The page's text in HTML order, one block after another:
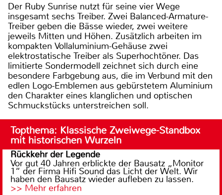
Der Ruby Sunrise nutzt für seine vier Wege
insgesamt sechs Treiber. Zwei Balanced-Armature-
Treiber geben die Bässe wieder, zwei weitere
jeweils Mitten und Höhen. Zusätzlich arbeiten im
kompakten Vollaluminium-Gehäuse zwei
elektrostatische Treiber als Superhochtöner. Das
limitierte Sondermodell zeichnet sich durch eine
besondere Farbgebung aus, die im Verbund mit den
edlen Logo-Emblemen aus gebürstetem Aluminium
den Charakter eines klanglichen und optischen
Schmuckstücks unterstreichen soll.
Topthema: Klassische Zweiwege-Standbox
mit historischen Wurzeln
Rückkehr der Legende
Vor gut 40 Jahren erblickte der Bausatz „Monitor
1“ der Firma Hifi Sound das Licht der Welt. Wir
haben den Bausatz wieder aufleben zu lassen.
>> Mehr erfahren